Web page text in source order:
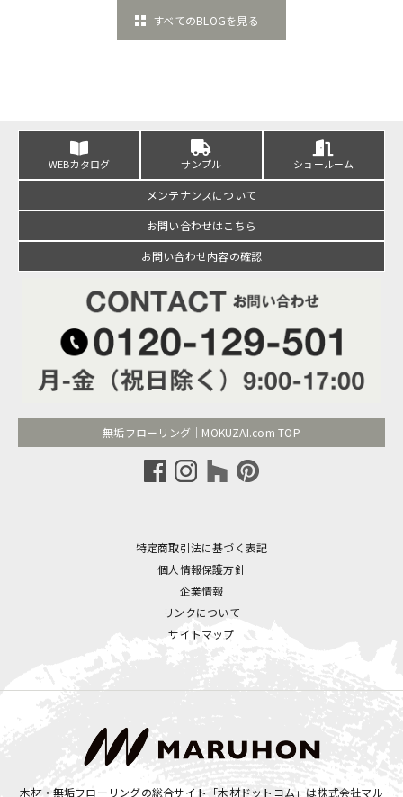
すべてのBLOGを見る
WEBカタログ サンプル ショールーム
メンテナンスについて
お問い合わせはこちら
お問い合わせ内容の確認
無垢フローリング｜MOKUZAI.com TOP
特定商取引法に基づく表記
個人情報保護方針
企業情報
リンクについて
サイトマップ
木材・無垢フローリングの総合サイト「木材ドットコム」は株式会社マル